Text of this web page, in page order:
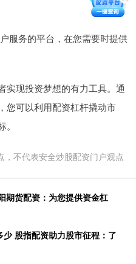
服务的平台，在您需要时提供
实现投资梦想的有力工具。通
您可以利用配资杠杆撬动市
，不代表安全炒股配资门户观点
期货配资：为您提供资金杠
股指配资助力股市征程：了